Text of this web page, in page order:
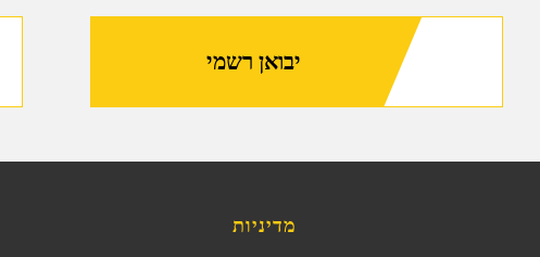
יבואן רשמי
מדיניות